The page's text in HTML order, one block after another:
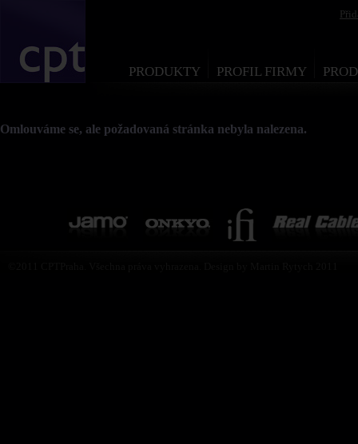
PRODUKTY PROFIL FIRMY
Omlouváme se, ale požadovaná stránka nebyla nalezena.